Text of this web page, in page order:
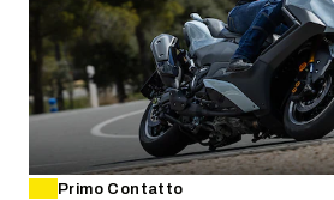
Primo Contatto